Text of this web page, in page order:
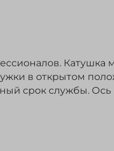
Катушка
в открытом
срок службы. Ось